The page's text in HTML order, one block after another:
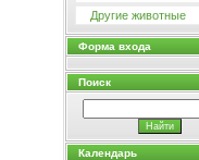
Другие животные
Форма входа
Поиск
Календарь